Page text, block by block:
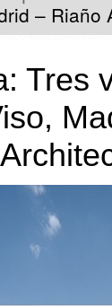
– Riaño
Tres